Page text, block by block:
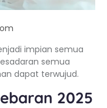
impian semua
semua
dapat terwujud.
2025